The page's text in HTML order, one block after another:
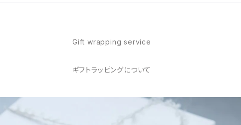
Gift wrapping service
ギフトラッピングについて